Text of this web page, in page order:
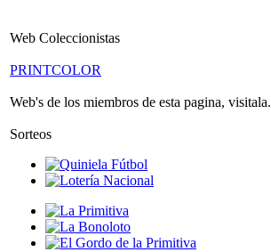
Web Coleccionistas
PRINTCOLOR
Web's de los miembros de esta pagina, visitala.
Sorteos